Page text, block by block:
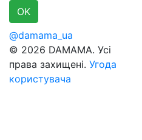
E-mail
OK
@damama_ua
© 2026 DAMAMA. Усі
права захищені. Угода
користувача